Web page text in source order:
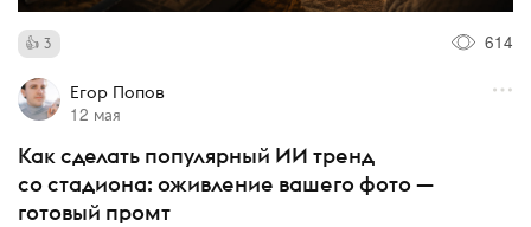
3 614
Егор Попов
12 мая
Как сделать популярный ИИ тренд
со стадиона: оживление вашего фото —
готовый промт